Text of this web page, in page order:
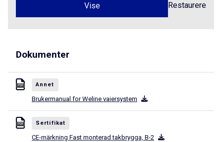
Restaurere
Dokumenter
PDF Annet
Brukermanual for Weline vaiersystem
PDF Sertifikat
CE-märkning Fast monterad takbrygga, B-2